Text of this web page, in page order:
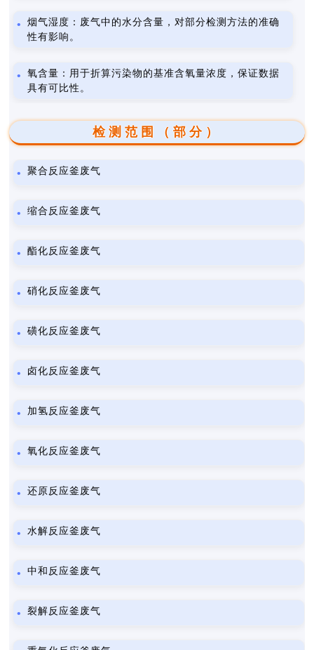
烟气湿度：废气中的水分含量，对部分检测方法的准确
性有影响。
氧含量：用于折算污染物的基准含氧量浓度，保证数据
具有可比性。
检测范围（部分）
聚合反应釜废气
缩合反应釜废气
酯化反应釜废气
硝化反应釜废气
磺化反应釜废气
卤化反应釜废气
加氢反应釜废气
氧化反应釜废气
还原反应釜废气
水解反应釜废气
中和反应釜废气
裂解反应釜废气